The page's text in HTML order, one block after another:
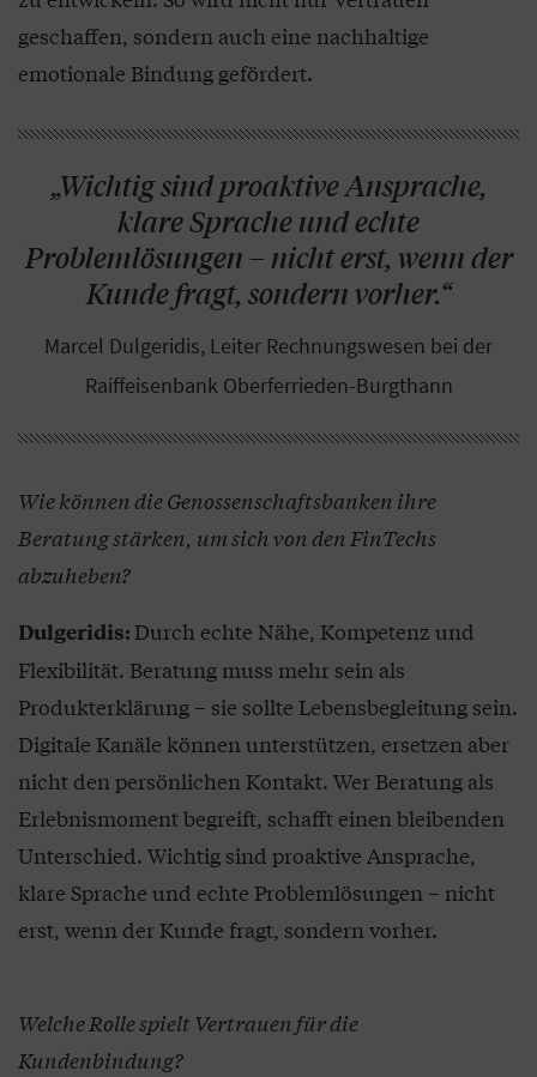
geschaffen, sondern auch eine nachhaltige
emotionale Bindung gefördert.
„Wichtig sind proaktive Ansprache,
klare Sprache und echte
Problemlösungen – nicht erst, wenn der
Kunde fragt, sondern vorher.“
Marcel Dulgeridis, Leiter Rechnungswesen bei der
Raiffeisenbank Oberferrieden-Burgthann
Wie können die Genossenschaftsbanken ihre
Beratung stärken, um sich von den FinTechs
abzuheben?
Dulgeridis:Durch echte Nähe, Kompetenz und
Flexibilität. Beratung muss mehr sein als
Produkterklärung – sie sollte Lebensbegleitung sein.
Digitale Kanäle können unterstützen, ersetzen aber
nicht den persönlichen Kontakt. Wer Beratung als
Erlebnismoment begreift, schafft einen bleibenden
Unterschied. Wichtig sind proaktive Ansprache,
klare Sprache und echte Problemlösungen – nicht
erst, wenn der Kunde fragt, sondern vorher.
Welche Rolle spielt Vertrauen für die
Kundenbindung?